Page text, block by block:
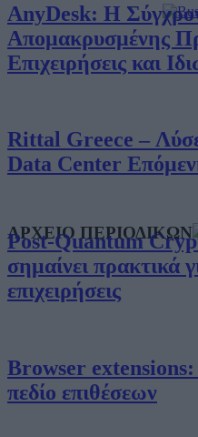
AnyDesk: Η
Απομακρυσμένης
Επιχειρήσεις και
Rittal Greece –
Data Center
Post-Quantum
σημαίνει πρακτικά
επιχειρήσεις
Browser
πεδίο επιθέσεων
ΑΡΧΕΙΟ ΠΕΡΙΟΔΙΚΩΝ